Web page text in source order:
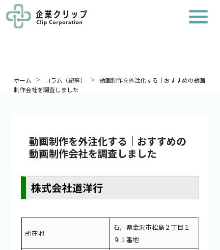
ホーム > コラム（記事） > 動画制作を外注化する｜おすすめの動画
制作会社を調査しました
動画制作を外注化する｜おすすめの
動画制作会社を調査しました
株式会社道洋行
所在地
石川県金沢市松島２丁目１
９１番地